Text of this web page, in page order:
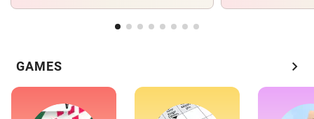
GAMES chevron_right